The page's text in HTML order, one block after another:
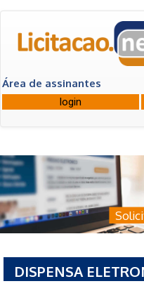
Área de assinantes
DISPENSA